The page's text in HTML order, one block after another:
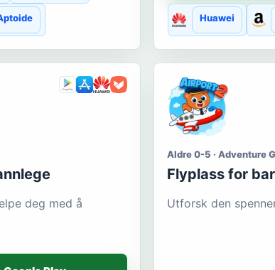
Huawei
deg med å
Aldre 0-5 · Adventure
Flyplass for
Utforsk den